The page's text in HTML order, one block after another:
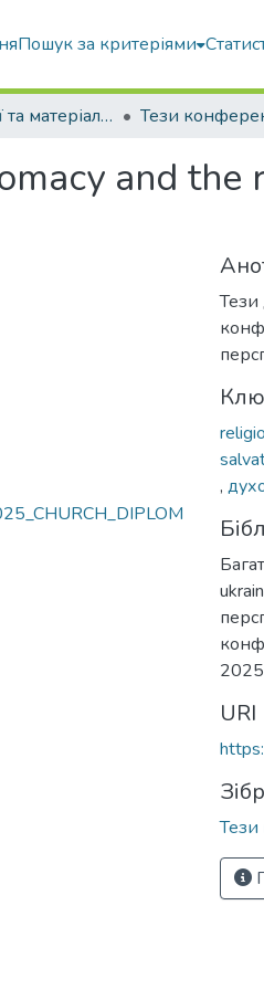
Пошук за критеріями
Конференції та матеріали конференцій Тези
and
Тези
,
URI